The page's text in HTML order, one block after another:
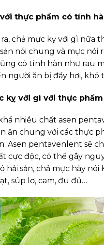
thực phẩm có tính
ra, chả mực kỵ với gì
nói chung và mực
có tính hàn như rau
người ăn bị đầy hơi, khó
kỵ với gì với thực
nhiều chất asen
ăn chung với các thực
Asen pentavenlent sẽ
cực độc, có thể gây
sản, chả mực hãy
súp lơ, cam, đu đủ…